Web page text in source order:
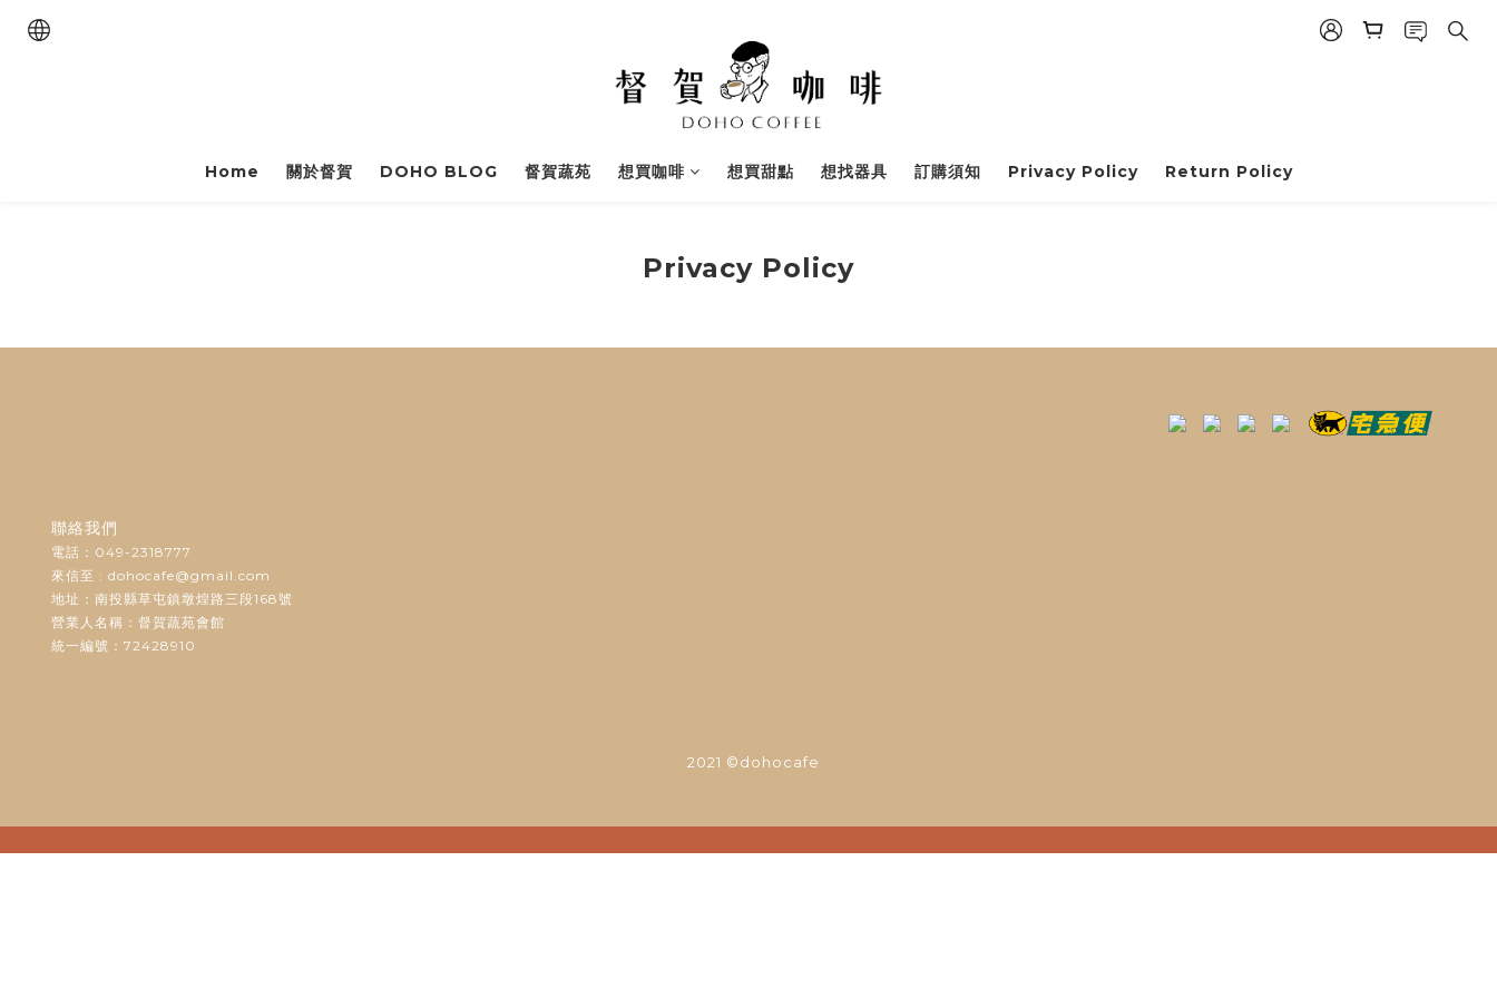
Home 關於督賀 DOHO BLOG 督賀蔬苑 想買咖啡 想買甜點 想找器具 訂購須知 Privacy Policy Return Policy
Privacy Policy
聯絡我們
電話：049-2318777
來信至 : dohocafe@gmail.com
地址：南投縣草屯鎮墩煌路三段168號
營業人名稱：督賀蔬苑會館
統一編號：72428910
2021 ©dohocafe